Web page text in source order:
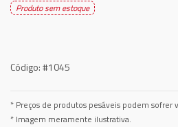
Produto sem estoque
Código:#1045
* Preços de produtos pesáveis podem sofrer
* Imagem meramente ilustrativa.